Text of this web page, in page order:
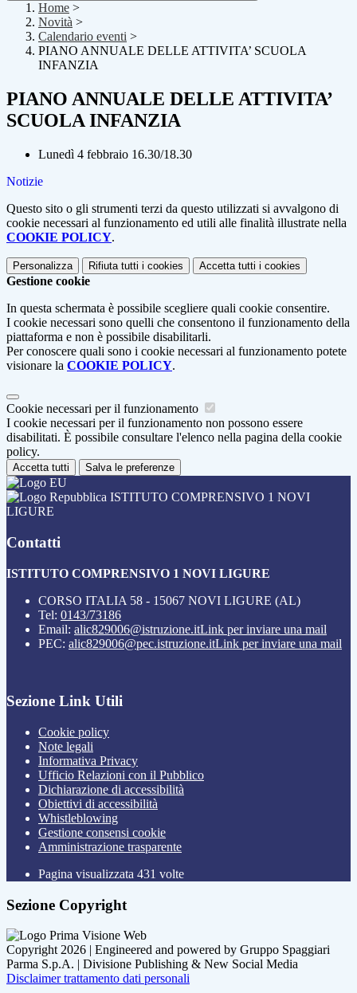
Home >
Novità >
Calendario eventi >
PIANO ANNUALE DELLE ATTIVITA’ SCUOLA
INFANZIA
PIANO ANNUALE DELLE ATTIVITA’
SCUOLA INFANZIA
Lunedì 4 febbraio 16.30/18.30
Notizie
Questo sito o gli strumenti terzi da questo utilizzati si avvalgono di
cookie necessari al funzionamento ed utili alle finalità illustrate nella
COOKIE POLICY.
Personalizza Rifiuta tutti i cookies Accetta tutti i cookies
Gestione cookie
In questa schermata è possibile scegliere quali cookie consentire.
I cookie necessari sono quelli che consentono il funzionamento della
piattaforma e non è possibile disabilitarli.
Per conoscere quali sono i cookie necessari al funzionamento potete
visionare la COOKIE POLICY.
Cookie necessari per il funzionamento
I cookie necessari per il funzionamento non possono essere
disabilitati. È possibile consultare l'elenco nella pagina della cookie
policy.
Accetta tutti Salva le preferenze
ISTITUTO COMPRENSIVO 1 NOVI
LIGURE
Contatti
ISTITUTO COMPRENSIVO 1 NOVI LIGURE
CORSO ITALIA 58 - 15067 NOVI LIGURE (AL)
Tel: 0143/73186
Email: alic829006@istruzione.itLink per inviare una mail
PEC: alic829006@pec.istruzione.itLink per inviare una mail
Sezione Link Utili
Cookie policy
Note legali
Informativa Privacy
Ufficio Relazioni con il Pubblico
Dichiarazione di accessibilità
Obiettivi di accessibilità
Whistleblowing
Gestione consensi cookie
Amministrazione trasparente
Pagina visualizzata 431 volte
Sezione Copyright
Copyright 2026 | Engineered and powered by Gruppo Spaggiari
Parma S.p.A. | Divisione Publishing & New Social Media
Disclaimer trattamento dati personali